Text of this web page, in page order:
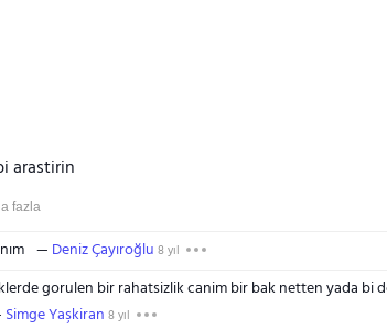
arastirin
fazla
Deniz Çayıroğlu 8 yıl
gorulen bir rahatsizlik canim bir bak netten yada bi
Simge Yaşkiran 8 yıl